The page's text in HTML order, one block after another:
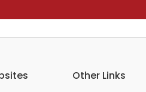
Other Links